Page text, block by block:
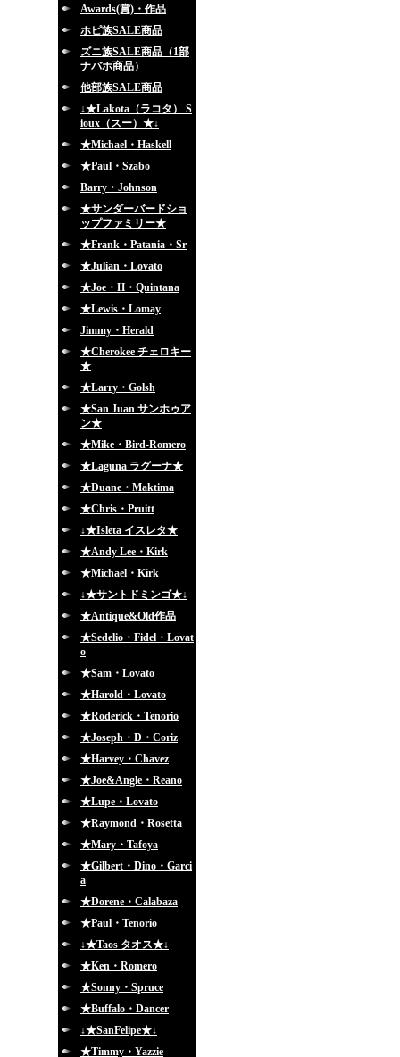
Awards(賞)・作品
ホピ族SALE商品
ズニ族SALE商品（1部
ナバホ商品）
他部族SALE商品
↓★Lakota（ラコタ） S
ioux（スー）★↓
★Michael・Haskell
★Paul・Szabo
Barry・Johnson
★サンダーバードショ
ップファミリー★
★Frank・Patania・Sr
★Julian・Lovato
★Joe・H・Quintana
★Lewis・Lomay
Jimmy・Herald
★Cherokee チェロキー
★
★Larry・Golsh
★San Juan サンホゥア
ン★
★Mike・Bird-Romero
★Laguna ラグーナ★
★Duane・Maktima
★Chris・Pruitt
↓★Isleta イスレタ★
★Andy Lee・Kirk
★Michael・Kirk
↓★サントドミンゴ★↓
★Antique&Old作品
★Sedelio・Fidel・Lovat
o
★Sam・Lovato
★Harold・Lovato
★Roderick・Tenorio
★Joseph・D・Coriz
★Harvey・Chavez
★Joe&Angle・Reano
★Lupe・Lovato
★Raymond・Rosetta
★Mary・Tafoya
★Gilbert・Dino・Garci
a
★Dorene・Calabaza
★Paul・Tenorio
↓★Taos タオス★↓
★Ken・Romero
★Sonny・Spruce
★Buffalo・Dancer
↓★SanFelipe★↓
★Timmy・Yazzie